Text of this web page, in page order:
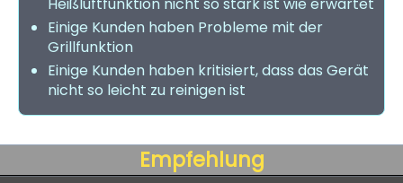
Einige Kunden haben Probleme mit der
Grillfunktion
Einige Kunden haben kritisiert, dass das Gerät
nicht so leicht zu reinigen ist
Empfehlung